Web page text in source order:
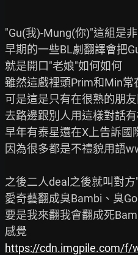
"Gu(我)-Mung(你)"這組是
早期的一些BL劇翻譯會把
就是開口"老娘"如何如何
雖然這戲裡頭Prim和Min常
可是這是只有在很熟的朋
去路邊跟別人用這樣對話
早年有泰星還在X上告訴國
因為很多都是不禮貌用語
之後二人deal之後就叫對方
愛奇藝翻成臭Bambi、臭
要是我來翻我會翻成死
https://cdn.imgpile.com/f/